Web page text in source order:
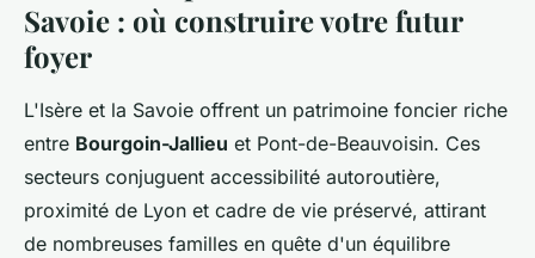
Savoie : où construire votre futur
foyer
L'Isère et la Savoie offrent un patrimoine foncier riche
entre Bourgoin-Jallieu et Pont-de-Beauvoisin. Ces
secteurs conjuguent accessibilité autoroutière,
proximité de Lyon et cadre de vie préservé, attirant
de nombreuses familles en quête d'un équilibre